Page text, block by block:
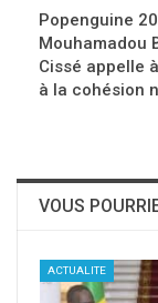
Popenguine
Mouhamadou
Cissé appelle
à la cohésion
VOUS
ACTUALITE